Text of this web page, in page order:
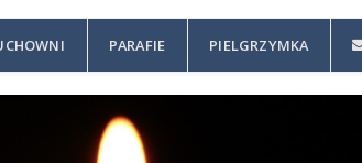
PARAFIE PIELGRZYMKA